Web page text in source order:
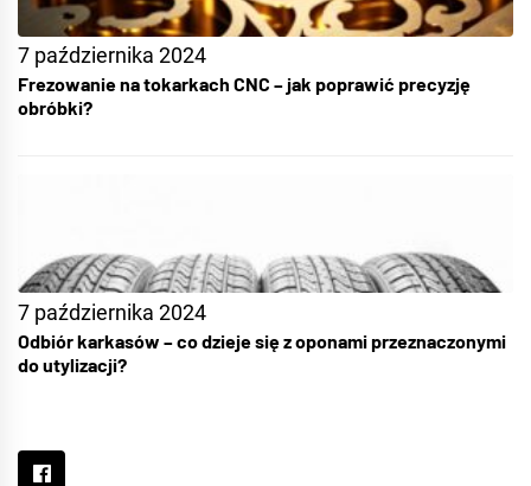
7 października 2024
Frezowanie na tokarkach CNC – jak poprawić precyzję
obróbki?
7 października 2024
Odbiór karkasów – co dzieje się z oponami przeznaczonymi
do utylizacji?